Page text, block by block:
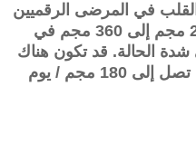
في المرضى الرقميين
، يجب إعطاء فيراباميل 240 مجم إلى 360 مجم في
الحالة. قد تكون هناك
مجم / يوم